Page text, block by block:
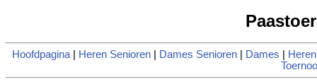
Hoofdpagina| Heren Senioren| Dames Senioren| Dames Heren